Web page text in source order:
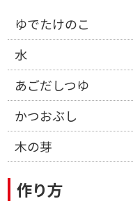
ゆでたけのこ
水
あごだしつゆ
かつおぶし
木の芽
作り方